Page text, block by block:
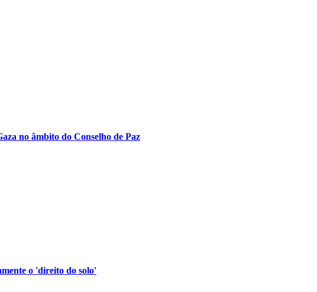
no âmbito do Conselho de Paz
o 'direito do solo'